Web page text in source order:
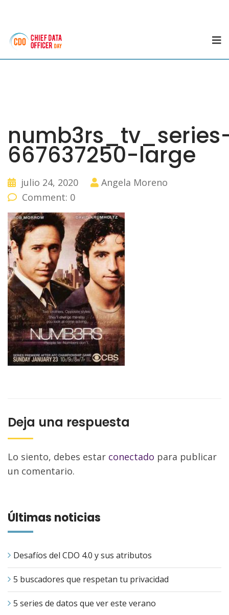
667637250-large
julio 24, 2020
Angela Moreno
Comment: 0
Deja una respuesta
Lo siento, debes estar conectado para publicar
un comentario.
Últimas noticias
Desafíos del CDO 4.0 y sus atributos
5 buscadores que respetan tu privacidad
5 series de datos que ver este verano